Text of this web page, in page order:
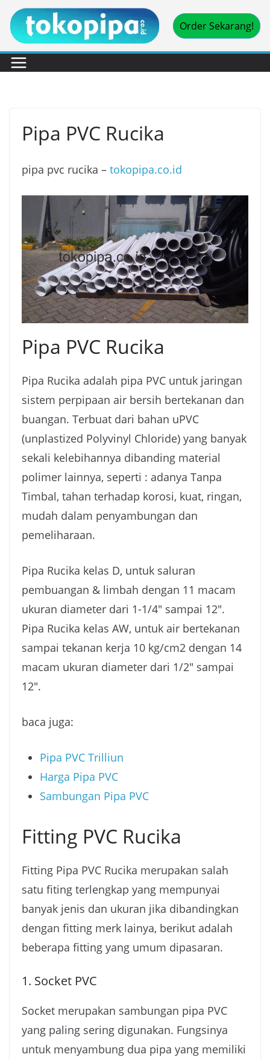
Skip
content
Order Sekarang!
Pipa PVC Rucika
pipa pvc rucika – tokopipa.co.id
Pipa PVC Rucika
Pipa Rucika adalah pipa PVC untuk jaringan
sistem perpipaan air bersih bertekanan dan
buangan. Terbuat dari bahan uPVC
(unplastized Polyvinyl Chloride) yang banyak
sekali kelebihannya dibanding material
polimer lainnya, seperti : adanya Tanpa
Timbal, tahan terhadap korosi, kuat, ringan,
mudah dalam penyambungan dan
pemeliharaan.
Pipa Rucika kelas D, untuk saluran
pembuangan & limbah dengan 11 macam
ukuran diameter dari 1-1/4″ sampai 12″.
Pipa Rucika kelas AW, untuk air bertekanan
sampai tekanan kerja 10 kg/cm2 dengan 14
macam ukuran diameter dari 1/2″ sampai
12″.
baca juga:
Pipa PVC Trilliun
Harga Pipa PVC
Sambungan Pipa PVC
Fitting PVC Rucika
Fitting Pipa PVC Rucika merupakan salah
satu fiting terlengkap yang mempunyai
banyak jenis dan ukuran jika dibandingkan
dengan fitting merk lainya, berikut adalah
beberapa fitting yang umum dipasaran.
1. Socket PVC
Socket merupakan sambungan pipa PVC
yang paling sering digunakan. Fungsinya
untuk menyambung dua pipa yang memiliki